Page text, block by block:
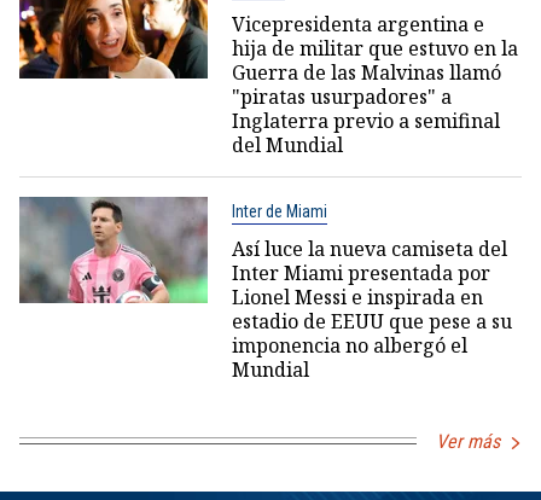
Vicepresidenta argentina e
hija de militar que estuvo en la
Guerra de las Malvinas llamó
"piratas usurpadores" a
Inglaterra previo a semifinal
del Mundial
Inter de Miami
Así luce la nueva camiseta del
Inter Miami presentada por
Lionel Messi e inspirada en
estadio de EEUU que pese a su
imponencia no albergó el
Mundial
Ver más